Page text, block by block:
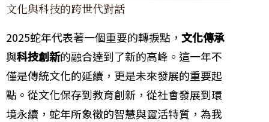
文化與科技的跨世代對話
2025蛇年代表著一個重要的轉捩點， 文化傳承
與科技創新的融合達到了新的高峰。這一年不
僅是傳統文化的延續，更是未來發展的重要起
點。從文化保存到教育創新，從社會發展到環
境永續，蛇年所象徵的智慧與靈活特質，為我